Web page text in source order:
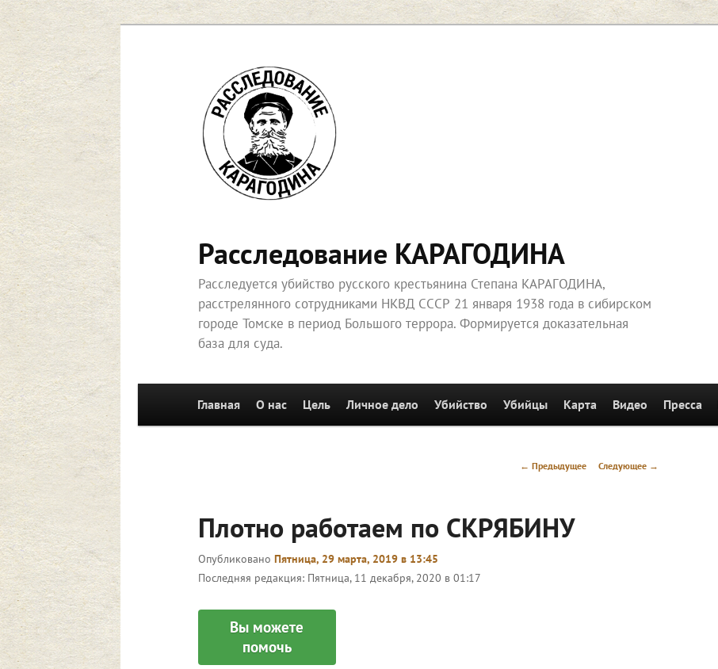
Перейти
к
основному
содержимому
Расследование КАРАГОДИНА
Расследуется убийство русского крестьянина Степана КАРАГОДИНА,
расстрелянного сотрудниками НКВД СССР 21 января 1938 года в сибирском
городе Томске в период Большого террора. Формируется доказательная
база для суда.
Перейти к основному содержимому
Главная О нас Цель Личное дело Убийство Убийцы Карта Видео Пресса
Навигация
← Предыдущее Следующее →
‪Плотно работаем по СКРЯБИНУ
Опубликовано Пятница, 29 марта, 2019 в 13:45
Последняя редакция: Пятница, 11 декабря, 2020 в 01:17
Вы можете
помочь